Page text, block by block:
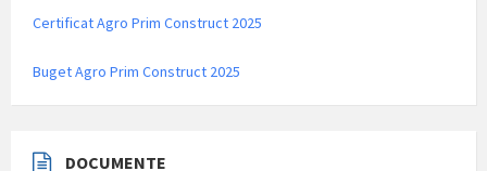
Certificat Agro Prim Construct 2025
Buget Agro Prim Construct 2025
DOCUMENTE